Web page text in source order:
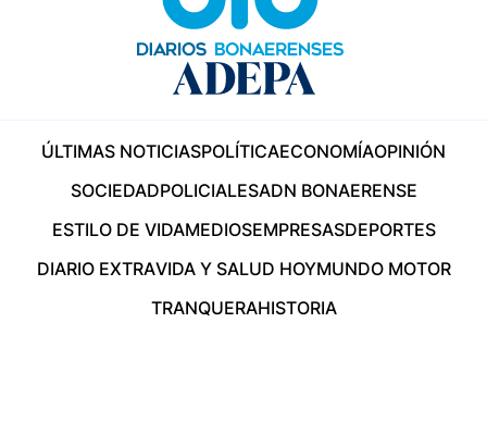
ÚLTIMAS NOTICIASPOLÍTICAECONOMÍAOPINIÓN
SOCIEDADPOLICIALESADN BONAERENSE
ESTILO DE VIDAMEDIOSEMPRESASDEPORTES
DIARIO EXTRAVIDA Y SALUD HOYMUNDO MOTOR
TRANQUERAHISTORIA